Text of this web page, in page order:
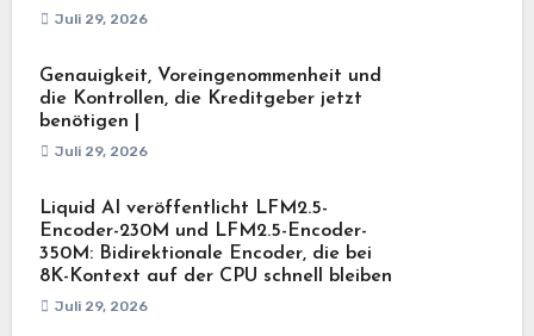
Juli 29, 2026
Genauigkeit, Voreingenommenheit und
die Kontrollen, die Kreditgeber jetzt
benötigen |
Juli 29, 2026
Liquid AI veröffentlicht LFM2.5-
Encoder-230M und LFM2.5-Encoder-
350M: Bidirektionale Encoder, die bei
8K-Kontext auf der CPU schnell bleiben
Juli 29, 2026